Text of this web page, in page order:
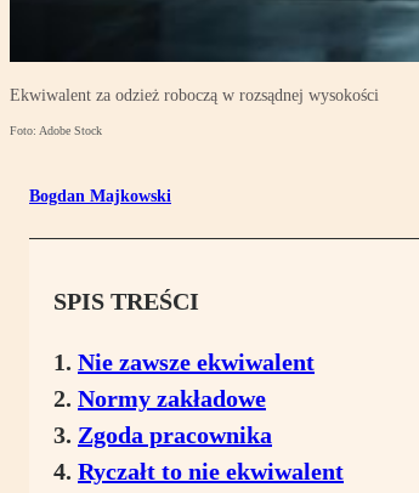
Ekwiwalent za odzież roboczą w rozsądnej wysokości
Foto: Adobe Stock
Bogdan Majkowski
SPIS TREŚCI
Nie zawsze ekwiwalent
Normy zakładowe
Zgoda pracownika
Ryczałt to nie ekwiwalent